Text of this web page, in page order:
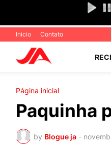
Inicio Contato
Página inicial
Paquinha
by Blogue ja -